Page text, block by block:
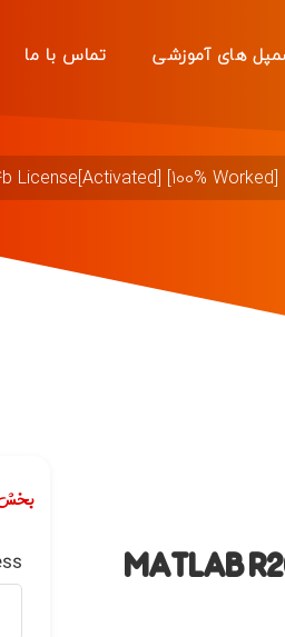
های آموزشی تماس با ما
License[Activated] [100%
MATLAB
بخش